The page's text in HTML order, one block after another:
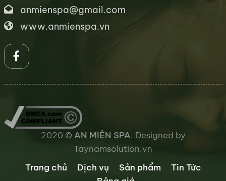
anmienspa@gmail.com
www.anmienspa.vn
2020 © AN MIÊN SPA. Designed by
Taynamsolution.vn
Trang chủ
Dịch vụ Sản phẩm
Tin Tức